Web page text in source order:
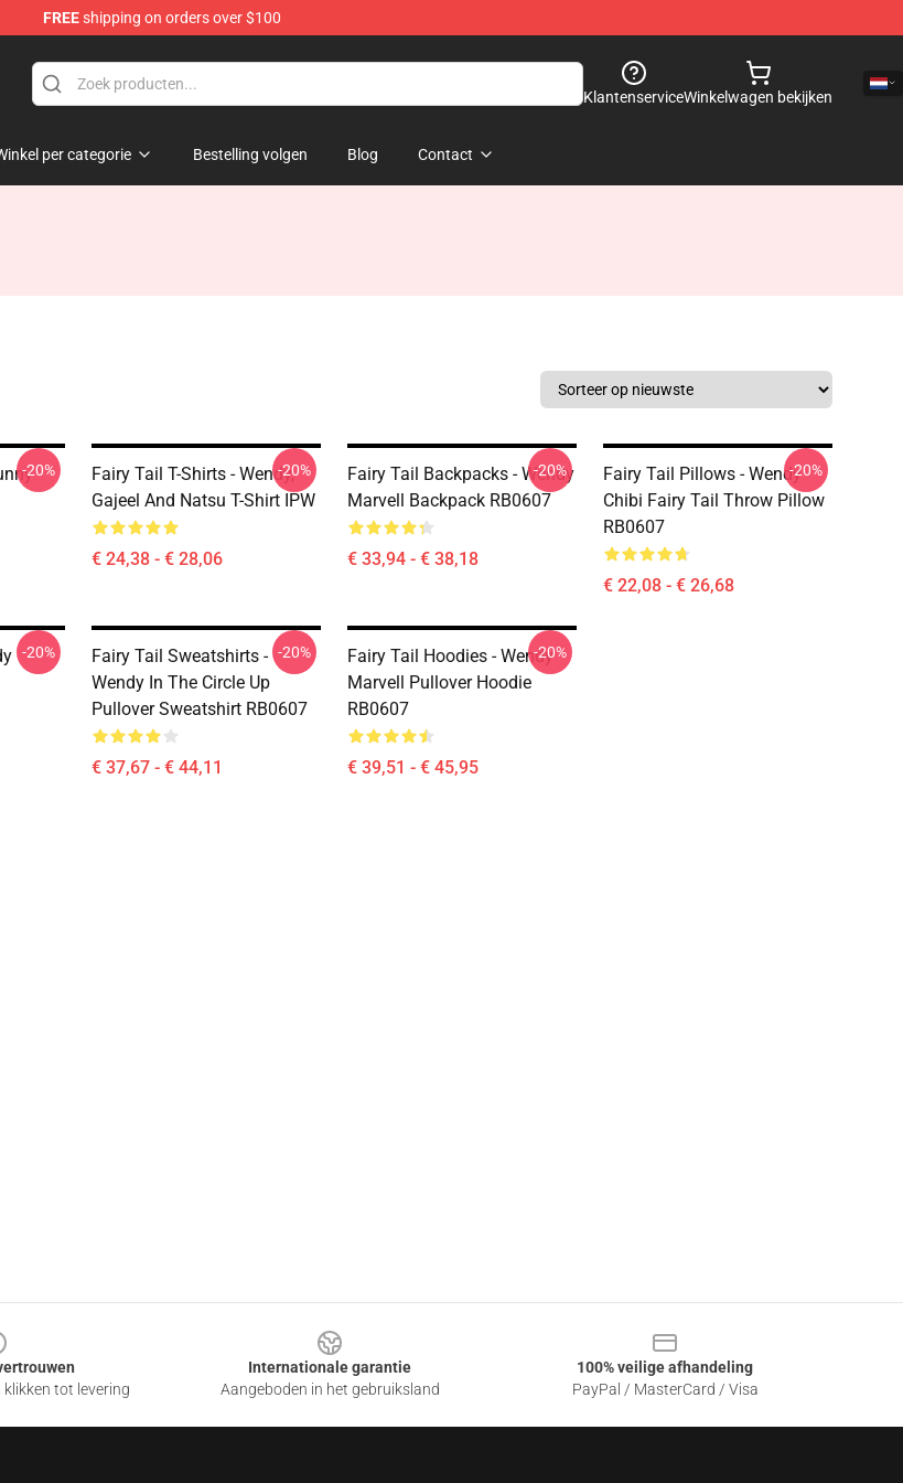
FREEshipping on orders over $100
KlantenserviceWinkelwagen bekijken
per categorie Bestelling volgen Blog Contact
-20%
Fairy Tail T-Shirts - Wendy,
Gajeel And Natsu T-Shirt IPW
€ 24,38 - € 28,06
-20%
Fairy Tail Backpacks - Wendy
Marvell Backpack RB0607
€ 33,94 - € 38,18
-20%
Fairy Tail Pillows - Wendy
Chibi Fairy Tail Throw Pillow
RB0607
€ 22,08 - € 26,68
-20%
-20%
Fairy Tail Sweatshirts -
Wendy In The Circle Up
Pullover Sweatshirt RB0607
€ 37,67 - € 44,11
-20%
Fairy Tail Hoodies - Wendy
Marvell Pullover Hoodie
RB0607
€ 39,51 - € 45,95
-20%
tot levering
Internationale garantie
Aangeboden in het gebruiksland
100% veilige afhandeling
PayPal / MasterCard / Visa